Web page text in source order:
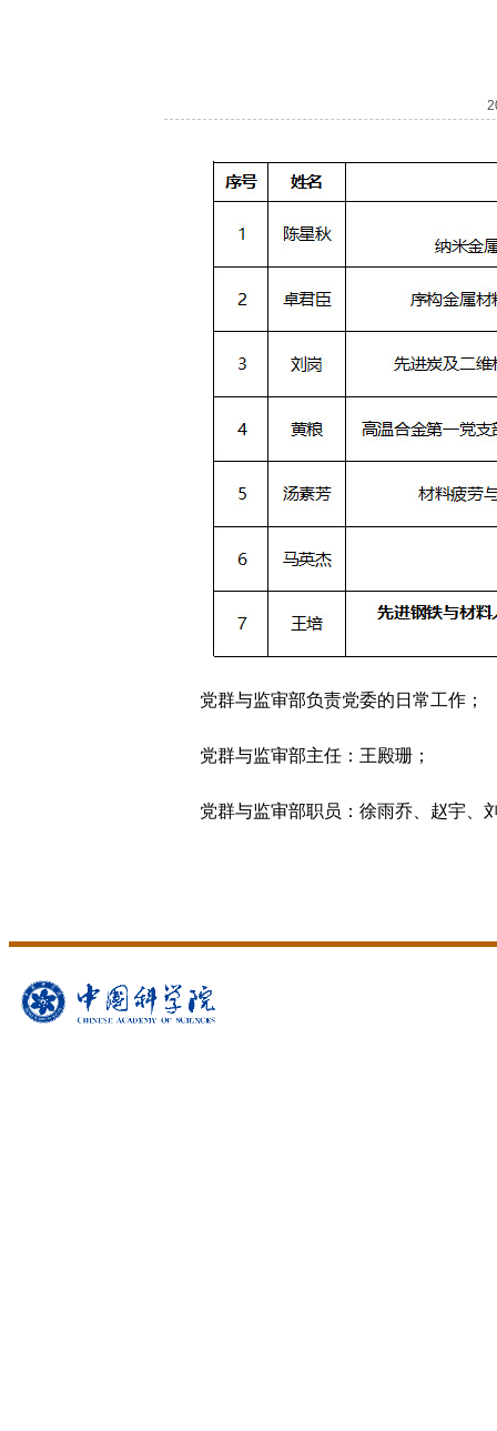
党群与监审部负责党委的日常工作；
党群与监审部主任：王殿珊；
党群与监审部职员：徐雨乔、赵宇、